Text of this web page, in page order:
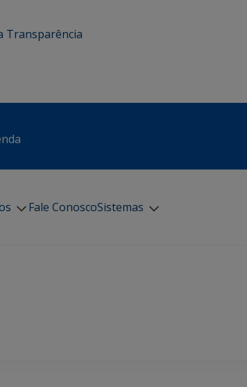
Transparência
Fale ConoscoSistemas